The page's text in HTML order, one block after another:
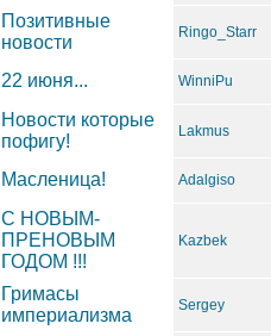
Позитивные
новости
Ringo_Starr
22 июня... WinniPu
Новости которые
пофигу!
Lakmus
Масленица! Adalgiso
С НОВЫМ-
ПРЕНОВЫМ
ГОДОМ !!!
Kazbek
Гримасы
империализма
Sergey